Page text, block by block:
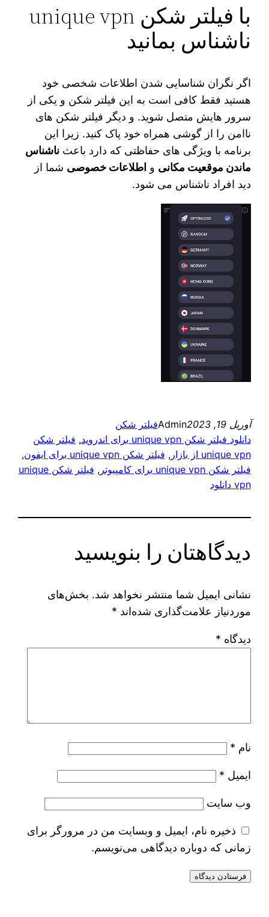
با فیلتر شکن unique vpn
ناشناس بمانید
اگر نگران شناسایی شدن اطلاعات شخصی خود
هستید فقط کافی است به این فیلتر شکن و یکی از
سرور هایش متصل شوید. و دیگر فیلتر شکن های
ناامن را از گوشی همراه خود پاک کنید. زیرا این
برنامه با ویژگی های حفاظتی که دارد باعثناشناس
ماندن موقعیت مکانی و اطلاعات خصوصی شما از
دید افراد ناشناس می شود.
آوریل 19, 2023 Adminفیلتر شکن
دانلود فیلتر شکن unique vpn برای اندروید
, فیلتر شکن
unique vpn از بازار
, فیلتر شکن unique vpn برای ایفون
,
فیلتر شکن unique vpn برای کامپیوتر
,
فیلتر شکن unique
vpn دانلود
دیدگاهتان را بنویسید
نشانی ایمیل شما منتشر نخواهد شد. بخش‌های
موردنیاز علامت‌گذاری شده‌اند *
دیدگاه *
نام *
ایمیل *
وب‌ سایت
ذخیره نام، ایمیل و وبسایت من در مرورگر برای
زمانی که دوباره دیدگاهی می‌نویسم.